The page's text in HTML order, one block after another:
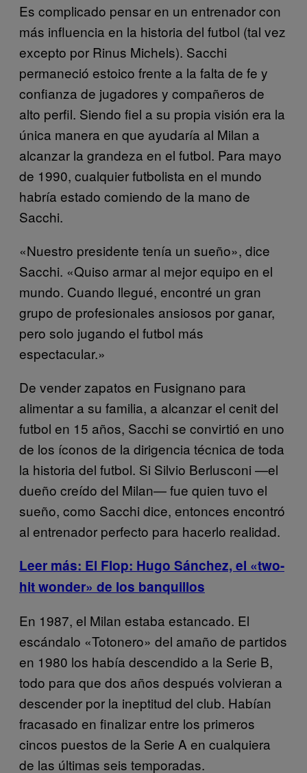
Es complicado pensar en un entrenador con
más influencia en la historia del futbol (tal vez
excepto por Rinus Michels). Sacchi
permaneció estoico frente a la falta de fe y
confianza de jugadores y compañeros de
alto perfil. Siendo fiel a su propia visión era la
única manera en que ayudaría al Milan a
alcanzar la grandeza en el futbol. Para mayo
de 1990, cualquier futbolista en el mundo
habría estado comiendo de la mano de
Sacchi.
«Nuestro presidente tenía un sueño», dice
Sacchi. «Quiso armar al mejor equipo en el
mundo. Cuando llegué, encontré un gran
grupo de profesionales ansiosos por ganar,
pero solo jugando el futbol más
espectacular.»
De vender zapatos en Fusignano para
alimentar a su familia, a alcanzar el cenit del
futbol en 15 años, Sacchi se convirtió en uno
de los íconos de la dirigencia técnica de toda
la historia del futbol. Si Silvio Berlusconi —el
dueño creído del Milan— fue quien tuvo el
sueño, como Sacchi dice, entonces encontró
al entrenador perfecto para hacerlo realidad.
Leer más: El Flop: Hugo Sánchez, el «two-
hit wonder» de los banquillos
En 1987, el Milan estaba estancado. El
escándalo «Totonero» del amaño de partidos
en 1980 los había descendido a la Serie B,
todo para que dos años después volvieran a
descender por la ineptitud del club. Habían
fracasado en finalizar entre los primeros
cincos puestos de la Serie A en cualquiera
de las últimas seis temporadas.